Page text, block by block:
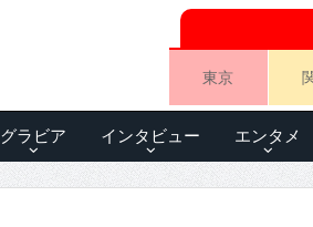
東京
グラビア インタビュー エンタメ